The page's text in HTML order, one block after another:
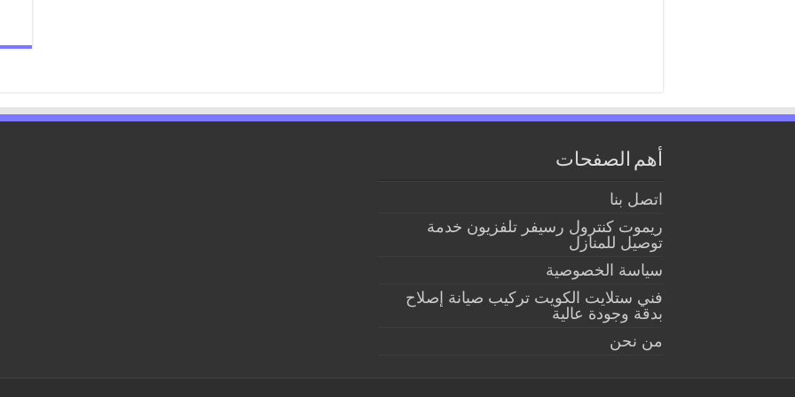
أهم الصفحات
اتصل بنا
ريموت كنترول رسيفر تلفزيون خدمة
توصيل للمنازل
سياسة الخصوصية
فني ستلايت الكويت تركيب صيانة إصلاح
بدقة وجودة عالية
من نحن